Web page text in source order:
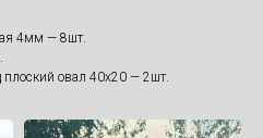
4мм — 8шт.
плоский овал 40х20 — 2шт.